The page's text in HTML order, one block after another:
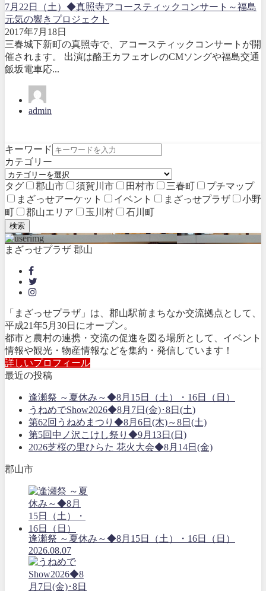
7月22日（土）◆真照寺アコースティックコンサート～福島
元気の響きプロジェクト
2017年7月18日
三春城下新町の真照寺で、アコースティックコンサートが開
催されます。 出演は酪王カフェオレのCMソングや福島交通
飯坂電車応...
admin
キーワード
カテゴリー
タグ 郡山市 須賀川市 田村市 三春町
プチマップ
まざっせアーケット
イベント まざっせプラザ
小野
町
郡山エリア 玉川村 石川町
検索
まざっせプラザ 郡山
「まざっせプラザ」は、郡山駅前まちなか交流拠点として、
平成21年5月30日にオープン。
都市と農村の連携・交流の促進を図る場所として、イベント
情報や観光・物産情報などを集約・発信しています！
詳しいプロフィール
最近の投稿
逢瀬祭 ～夏休み～◆8月15日（土）・16日（日）
うねめでShow2026◆8月7日(金)･8日(土)
第62回うねめまつり◆8月6日(木)～8日(土)
第5回中ノ沢こけし祭り◆9月13日(日)
2026芝桜の里ひらた 花火大会◆8月14日(金)
郡山市
逢瀬祭 ～夏休み～◆8月15日（土）・16日（日）
2026.08.07